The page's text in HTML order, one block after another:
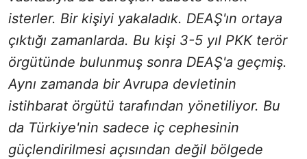
isterler. Bir kişiyi yakaladık. DEAŞ'ın ortaya
çıktığı zamanlarda. Bu kişi 3-5 yıl PKK terör
örgütünde bulunmuş sonra DEAŞ'a geçmiş.
Aynı zamanda bir Avrupa devletinin
istihbarat örgütü tarafından yönetiliyor. Bu
da Türkiye'nin sadece iç cephesinin
güçlendirilmesi açısından değil bölgede